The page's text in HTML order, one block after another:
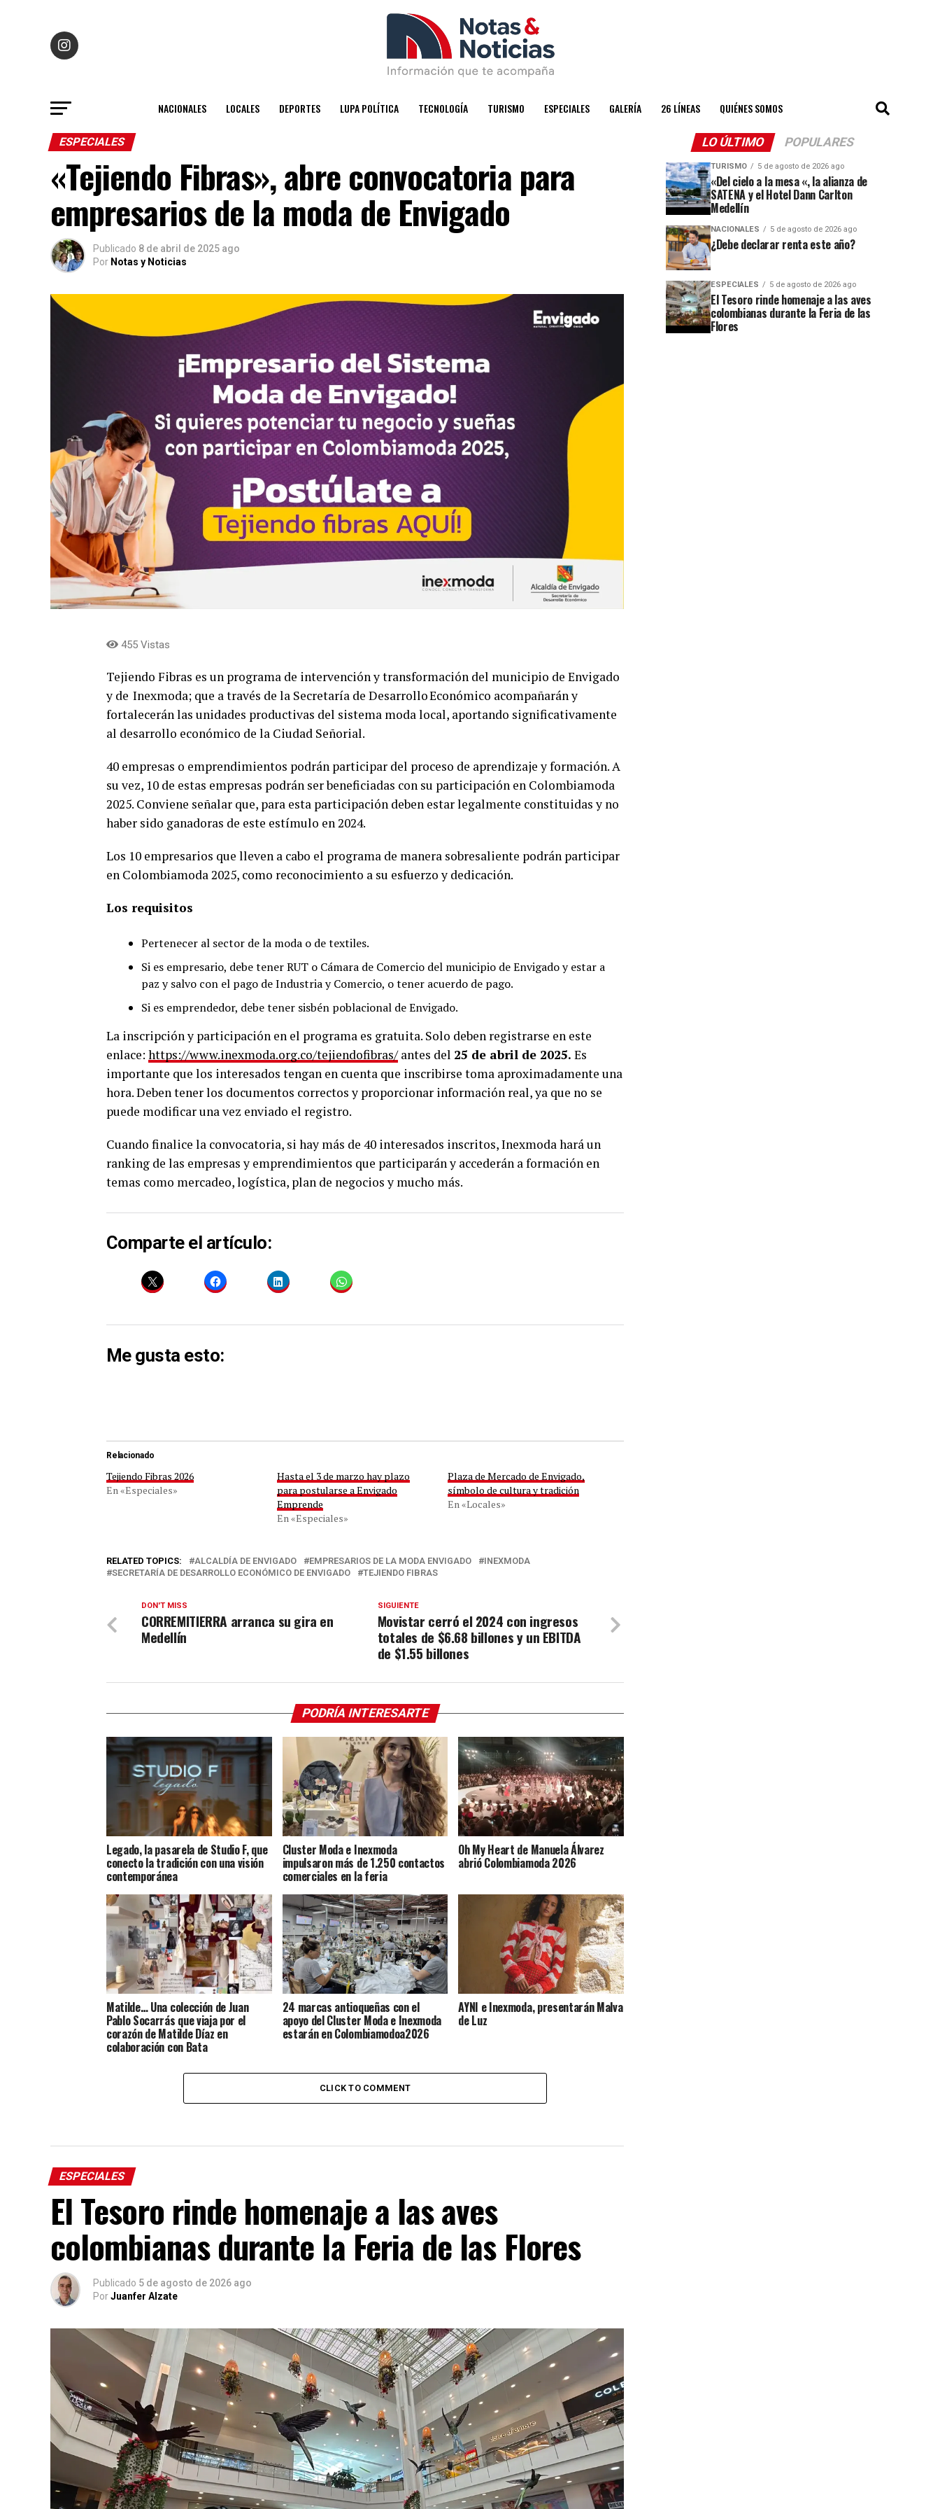
NACIONALES LOCALES DEPORTES LUPA POLÍTICA TECNOLOGÍA TURISMO ESPECIALES GALERÍA 26 LÍNEAS QUIÉNES SOMOS
ESPECIALES
«Tejiendo Fibras», abre convocatoria para
empresarios de la moda de Envigado
Publicado 8 de abril de 2025 ago
Por Notas y Noticias
455 Vistas
Tejiendo Fibras es un programa de intervención y transformación del municipio de Envigado
y de Inexmoda; que a través de la Secretaría de Desarrollo Económico acompañarán y
fortalecerán las unidades productivas del sistema moda local, aportando significativamente
al desarrollo económico de la Ciudad Señorial.
40 empresas o emprendimientos podrán participar del proceso de aprendizaje y formación. A
su vez, 10 de estas empresas podrán ser beneficiadas con su participación en Colombiamoda
2025. Conviene señalar que, para esta participación deben estar legalmente constituidas y no
haber sido ganadoras de este estímulo en 2024.
Los 10 empresarios que lleven a cabo el programa de manera sobresaliente podrán participar
en Colombiamoda 2025, como reconocimiento a su esfuerzo y dedicación.
Los requisitos
Pertenecer al sector de la moda o de textiles.
Si es empresario, debe tener RUT o Cámara de Comercio del municipio de Envigado y estar a
paz y salvo con el pago de Industria y Comercio, o tener acuerdo de pago.
Si es emprendedor, debe tener sisbén poblacional de Envigado.
La inscripción y participación en el programa es gratuita. Solo deben registrarse en este
enlace: https://www.inexmoda.org.co/tejiendofibras/antes del 25 de abril de 2025. Es
importante que los interesados tengan en cuenta que inscribirse toma aproximadamente una
hora. Deben tener los documentos correctos y proporcionar información real, ya que no se
puede modificar una vez enviado el registro.
Cuando finalice la convocatoria, si hay más de 40 interesados inscritos, Inexmoda hará un
ranking de las empresas y emprendimientos que participarán y accederán a formación en
temas como mercadeo, logística, plan de negocios y mucho más.
Comparte el artículo:
Me gusta esto:
Relacionado
Tejiendo Fibras 2026
En «Especiales»
Hasta el 3 de marzo hay plazo
para postularse a Envigado
Emprende
En «Especiales»
Plaza de Mercado de Envigado,
símbolo de cultura y tradición
En «Locales»
RELATED TOPICS: ALCALDÍA DE ENVIGADO EMPRESARIOS DE LA MODA ENVIGADO
INEXMODA
SECRETARÍA DE DESARROLLO ECONÓMICO DE ENVIGADO
TEJIENDO FIBRAS
SIGUIENTE
Movistar cerró el 2024 con ingresos
totales de $6.68 billones y un EBITDA
de $1.55 billones
DON'T MISS
CORREMITIERRA arranca su gira en
Medellín
PODRÍA INTERESARTE
Legado, la pasarela de Studio F, que
conecto la tradición con una visión
contemporánea
Cluster Moda e Inexmoda
impulsaron más de 1.250 contactos
comerciales en la feria
Oh My Heart de Manuela Álvarez
abrió Colombiamoda 2026
Matilde… Una colección de Juan
Pablo Socarrás que viaja por el
corazón de Matilde Díaz en
colaboración con Bata
24 marcas antioqueñas con el
apoyo del Cluster Moda e Inexmoda
estarán en Colombiamodoa2026
AYNI e Inexmoda, presentarán Malva
de Luz
CLICK TO COMMENT
ESPECIALES
El Tesoro rinde homenaje a las aves
colombianas durante la Feria de las Flores
Publicado 5 de agosto de 2026 ago
PorJuanfer Alzate
LO ÚLTIMO POPULARES
TURISMO 5 de agosto de 2026 ago
«Del cielo a la mesa «, la alianza de
SATENA y el Hotel Dann Carlton
Medellín
NACIONALES 5 de agosto de 2026 ago
¿Debe declarar renta este año?
ESPECIALES 5 de agosto de 2026 ago
El Tesoro rinde homenaje a las aves
colombianas durante la Feria de las
Flores